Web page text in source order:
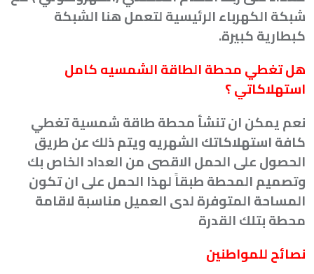
شبكة الكهرباء الرئيسية لتعمل هنا الشبكة
كبطارية كبيرة.
هل تغطي محطة الطاقة الشمسيه كامل
استهلاكاتي ؟
نعم يمكن ان تنشأ محطة طاقة شمسية تغطي
كافة استهلاكاتك الشهريه ويتم ذلك عن طريق
الحصول على الحمل الاقصى من العداد الخاص بك
وتصميم المحطة طبقاً لهذا الحمل على ان تكون
المساحة المتوفرة لدى العميل مناسبة لاقامة
محطة بتلك القدرة
نصائح للمواطنين